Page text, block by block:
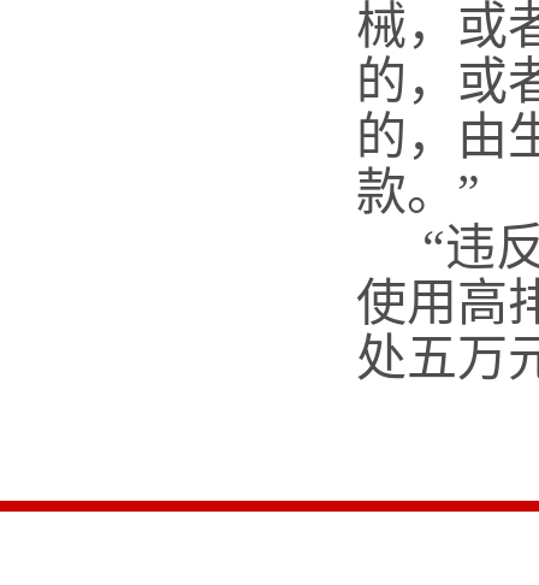
械，或
的，或
的，由
款。”
“违反
使用高
处五万